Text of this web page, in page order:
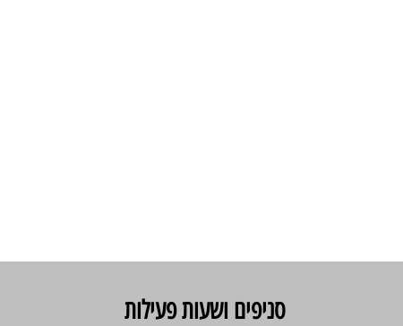
סניפים ושעות פעילות